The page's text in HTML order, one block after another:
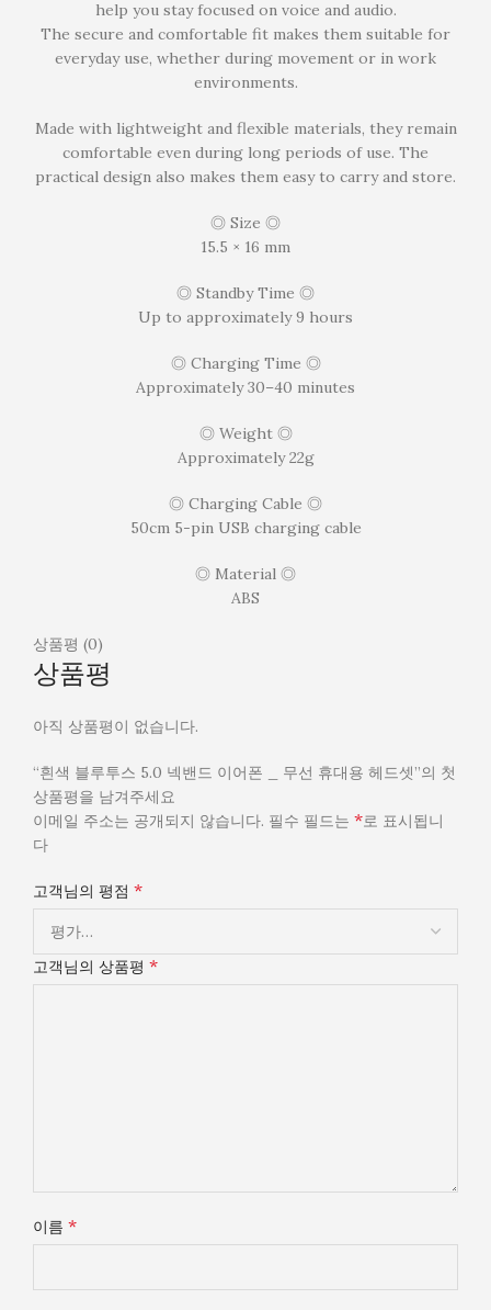
help you stay focused on voice and audio.
The secure and comfortable fit makes them suitable for
everyday use, whether during movement or in work
environments.
Made with lightweight and flexible materials, they remain
comfortable even during long periods of use. The
practical design also makes them easy to carry and store.
◎ Size ◎
15.5 × 16 mm
◎ Standby Time ◎
Up to approximately 9 hours
◎ Charging Time ◎
Approximately 30–40 minutes
◎ Weight ◎
Approximately 22g
◎ Charging Cable ◎
50cm 5-pin USB charging cable
◎ Material ◎
ABS
상품평 (0)
상품평
아직 상품평이 없습니다.
“흰색 블루투스 5.0 넥밴드 이어폰 _ 무선 휴대용 헤드셋”의 첫
상품평을 남겨주세요
이메일 주소는 공개되지 않습니다. 필수 필드는 *로 표시됩니
다
고객님의 평점 *
고객님의 상품평 *
이름 *